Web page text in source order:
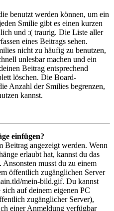
benutzt werden können, um ein
Smilie gibt es einen kurzen
und :( traurig. Die Liste aller
eines Beitrags sehen.
nicht zu häufig zu benutzen,
unlesbar machen und ein
Beitrag entsprechend
löschen. Die Board-
Anzahl der Smilies begrenzen,
kannst.
einfügen?
Beitrag angezeigt werden. Wenn
erlaubt hat, kannst du das
musst du zu einem
öffentlich zugänglichen Server
mein-bild.gif. Du kannst
auf deinem eigenen PC
zugänglicher Server),
einer Anmeldung verfügbar